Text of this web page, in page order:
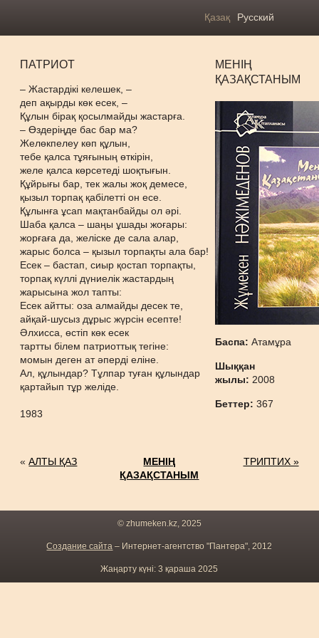
Қазақ Русский
ПАТРИОТ
– Жастардікі келешек, –
деп ақырды көк есек, –
Құлын бірақ қосылмайды жастарға.
– Өздеріңде бас бар ма?
Желөкпелеу көп құлын,
тебе қалса тұяғының өткірін,
желе қалса көрсетеді шоқтығын.
Құйрығы бар, тек жалы жоқ демесе,
қызыл торпақ қабілетті он есе.
Құлынға ұсап мақтанбайды ол әрі.
Шаба қалса – шаңы ұшады жоғары:
жорғаға да, желіске де сала алар,
жарыс болса – қызыл торпақты ала бар!
Есек – бастап, сиыр қостап торпақты,
торпақ күллі дүниелік жастардың
жарысына жол тапты:
Есек айтты: оза алмайды десек те,
айқай-шусыз дұрыс жүрсін есепте!
Әлхисса, өстіп көк есек
тартты білем патриоттық тегіне:
момын деген ат әперді еліне.
Ал, құлындар? Тұлпар туған құлындар
қартайып тұр желіде.
1983
МЕНІҢ
ҚАЗАҚСТАНЫМ
Баспа:Атамұра
Шыққан
жылы: 2008
Беттер:367
«АЛТЫ ҚАЗ
МЕНІҢ
ҚАЗАҚСТАНЫМ
ТРИПТИХ »
© zhumeken.kz, 2025
Создание сайта – Интернет-агентство "Пантера", 2012
Жаңарту күні: 3 қараша 2025